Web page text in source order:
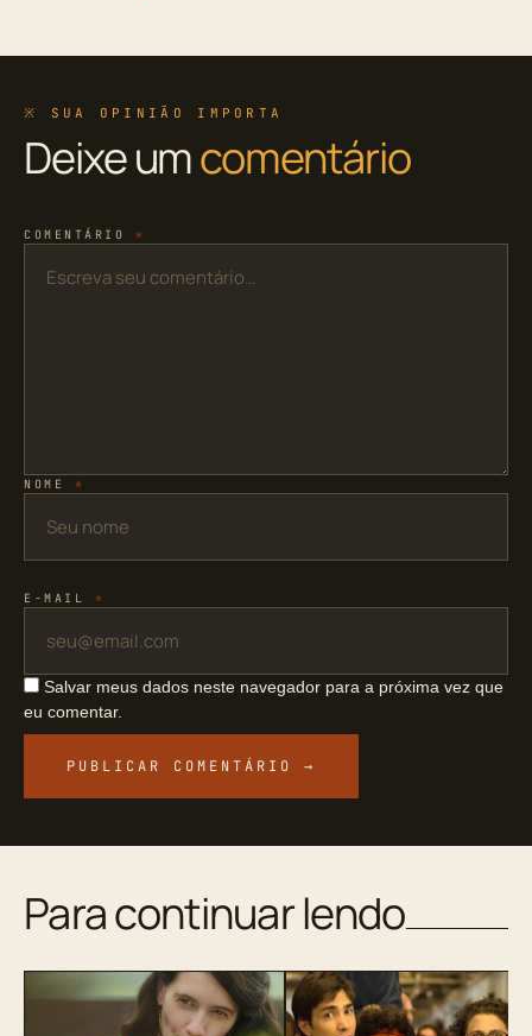
※ SUA OPINIÃO IMPORTA
Deixe umcomentário
COMENTÁRIO *
NOME *
E-MAIL *
Salvar meus dados neste navegador para a próxima vez que
eu comentar.
Para continuar lendo